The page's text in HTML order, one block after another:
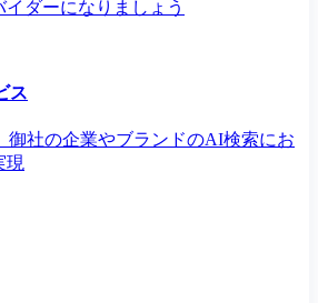
ダーになりましょう
ス
御社の企業やブランドのAI検索にお
現​